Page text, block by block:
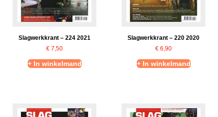
Slagwerkkrant – 224 2021
€ 7,50
+ In winkelmand
Slagwerkkrant – 220 2020
€ 6,90
+ In winkelmand